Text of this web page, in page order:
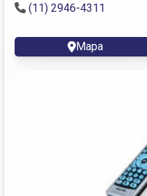
(11) 2946-4311
Mapa